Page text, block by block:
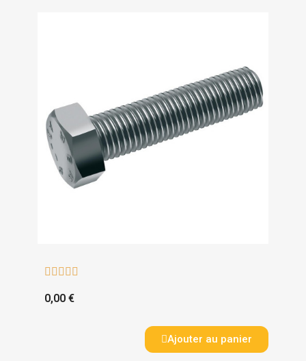
    
0,00 €
Ajouter au panier